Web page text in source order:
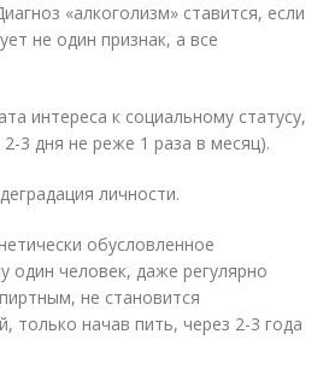
«алкоголизм» ставится, если
не один признак, а все
интереса к социальному статусу,
3 дня не реже 1 раза в месяц).
личности.
обусловленное
один человек, даже регулярно
не становится
только начав пить, через 2-3 года